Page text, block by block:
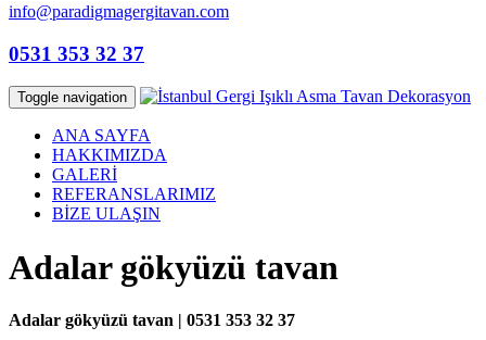
info@paradigmagergitavan.com
0531 353 32 37
Toggle navigation
ANA SAYFA
HAKKIMIZDA
GALERİ
REFERANSLARIMIZ
BİZE ULAŞIN
Adalar gökyüzü tavan
Adalar gökyüzü tavan | 0531 353 32 37